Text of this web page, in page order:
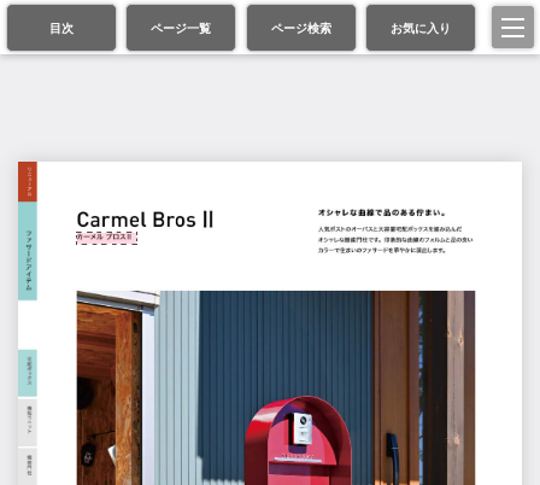
目次 ページ一覧 ページ検索 お気に入り